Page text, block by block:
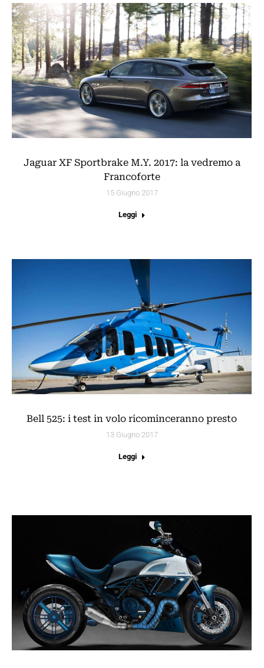
Jaguar XF Sportbrake M.Y. 2017: la vedremo a
Francoforte
15 Giugno 2017
Leggi
Bell 525: i test in volo ricominceranno presto
13 Giugno 2017
Leggi